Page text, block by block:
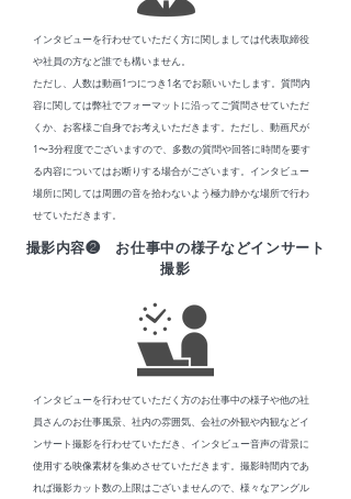
インタビューを行わせていただく方に関しましては代表取締役
や社員の方など誰でも構いません。
ただし、人数は動画1つにつき1名でお願いいたします。質問内
容に関しては弊社でフォーマットに沿ってご質問させていただ
くか、お客様ご自身でお考えいただきます。ただし、動画尺が
1〜3分程度でございますので、多数の質問や​回答に時間を要す
る内容についてはお断りする場合がございます。インタビュー
場所に関しては周囲の音を拾わないよう極力静かな場所で行わ
せていただきます。
撮影内容❷ お仕事中の様子などインサート
撮影
インタビューを行わせていただく方のお仕事中の様子や他の社
員さんのお仕事風景、社内の雰囲気、会社の外観や内観などイ
ンサート撮影を行わせていただき、インタビュー音声の背景に
使用する映像素材を集めさせていただきます。撮影時間内であ
れば撮影カット数の上限はございませんので、様々なアングル